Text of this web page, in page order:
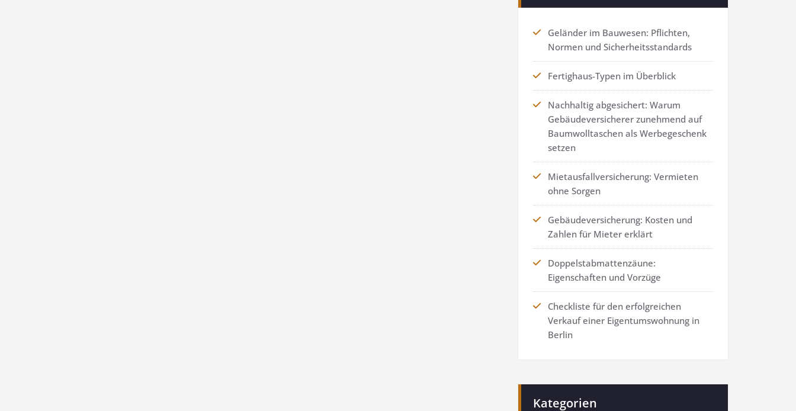
Geländer im Bauwesen: Pflichten,
Normen und Sicherheitsstandards
Fertighaus-Typen im Überblick
Nachhaltig abgesichert: Warum
Gebäudeversicherer zunehmend auf
Baumwolltaschen als Werbegeschenk
setzen
Mietausfallversicherung: Vermieten
ohne Sorgen
Gebäudeversicherung: Kosten und
Zahlen für Mieter erklärt
Doppelstabmattenzäune:
Eigenschaften und Vorzüge
Checkliste für den erfolgreichen
Verkauf einer Eigentumswohnung in
Berlin
Kategorien